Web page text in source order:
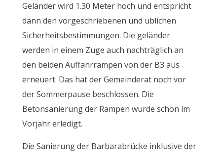
Geländer wird 1.30 Meter hoch und entspricht
dann den vorgeschriebenen und üblichen
Sicherheitsbestimmungen. Die geländer
werden in einem Zuge auch nachträglich an
den beiden Auffahrrampen von der B3 aus
erneuert. Das hat der Gemeinderat noch vor
der Sommerpause beschlossen. Die
Betonsanierung der Rampen wurde schon im
Vorjahr erledigt.
Die Sanierung der Barbarabrücke inklusive der